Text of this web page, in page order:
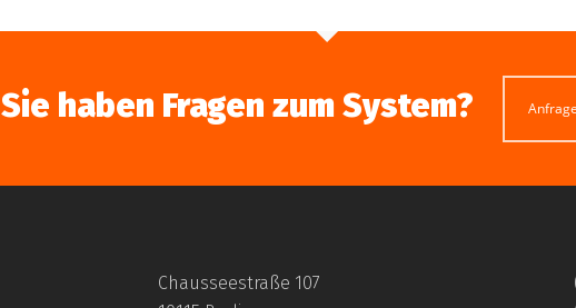
Sie haben Fragen zum System?
Chausseestraße 107